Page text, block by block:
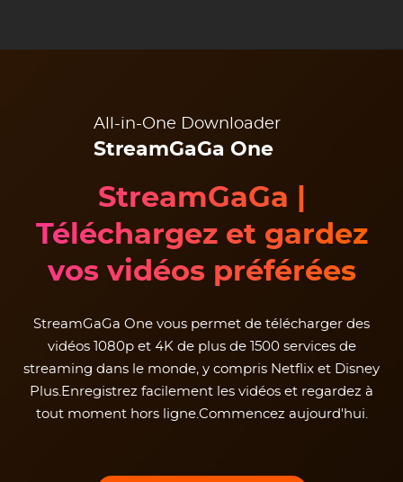
All-in-One Downloader
StreamGaGa One
StreamGaGa |
Téléchargez et gardez
vos vidéos préférées
StreamGaGa One vous permet de télécharger des
vidéos 1080p et 4K de plus de 1500 services de
streaming dans le monde, y compris Netflix et Disney
Plus.Enregistrez facilement les vidéos et regardez à
tout moment hors ligne.Commencez aujourd'hui.